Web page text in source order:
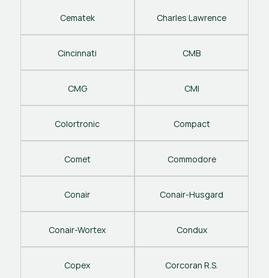
Cematek Charles Lawrence
Cincinnati CMB
CMG CMI
Colortronic Compact
Comet Commodore
Conair Conair-Husgard
Conair-Wortex Condux
Copex Corcoran R.S.